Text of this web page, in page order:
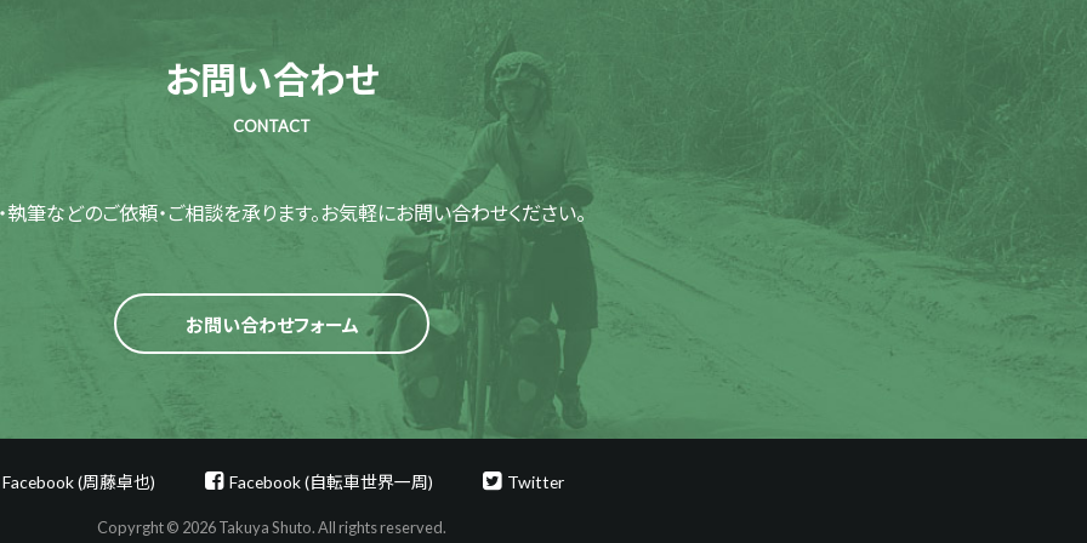
お問い合わせ
CONTACT
執筆などのご依頼・ご相談を承ります。お気軽にお問い合わせください。
お問い合わせフォーム
Facebook (周藤卓也) Facebook (自転車世界一周) Twitter
Copyrght © 2026 Takuya Shuto. All rights reserved.